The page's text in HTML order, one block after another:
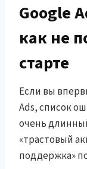
Google
как не
старте
Если вы
Ads, список
очень
«трастовый
поддержка»